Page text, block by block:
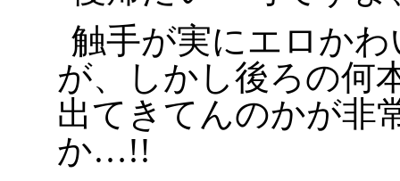
触手が実にエロか
が、しかし後ろの何
出てきてんのかが非
か…!!